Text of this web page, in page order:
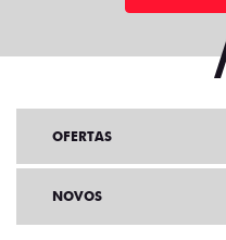
OFERTAS
NOVOS